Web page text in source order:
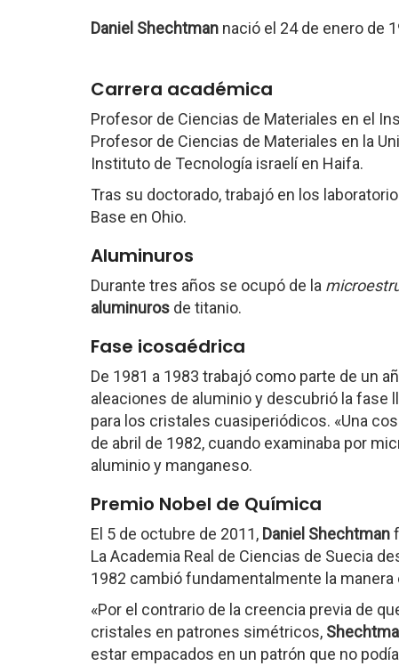
Daniel Shechtman nació el 24 de enero de
Carrera académica
Profesor de Ciencias de Materiales en el
Profesor de Ciencias de Materiales en la
Instituto de Tecnología israelí en Haifa.
Tras su doctorado, trabajó en los
Base en Ohio.
Aluminuros
Durante tres años se ocupó de la
aluminuros de titanio.
Fase icosaédrica
De 1981 a 1983 trabajó como parte de un
aleaciones de aluminio y descubrió la fase
para los cristales cuasiperiódicos. «Una
de abril de 1982, cuando examinaba por
aluminio y manganeso.
Premio Nobel de Química
El 5 de octubre de 2011, Daniel Shechtman
La Academia Real de Ciencias de Suecia
1982 cambió fundamentalmente la
«Por el contrario de la creencia previa de
cristales en patrones simétricos,
estar empacados en un patrón que no